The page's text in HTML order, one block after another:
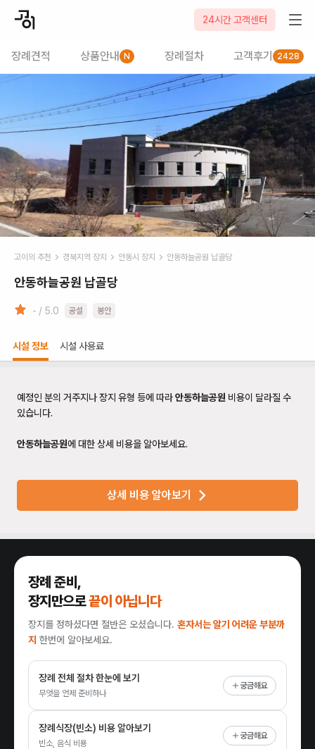
24시간 고객센터
장례견적 상품안내 N 장례절차 고객후기 2428
고이의 추천 경북지역 장지 안동시 장지 안동하늘공원 납골당
안동하늘공원 납골당
- / 5.0 공설 봉안
시설 정보 시설 사용료
예정인 분의 거주지나 장지 유형 등에 따라안동하늘공원 비용이 달라질 수
있습니다.
안동하늘공원에 대한 상세 비용을 알아보세요.
상세 비용 알아보기
장례 준비,
장지만으로끝이 아닙니다
장지를 정하셨다면 절반은 오셨습니다. 혼자서는 알기 어려운 부분까
지 한번에 알아보세요.
장례 전체 절차 한눈에 보기
무엇을 언제 준비하나
궁금해요
장례식장(빈소) 비용 알아보기
빈소, 음식 비용
궁금해요